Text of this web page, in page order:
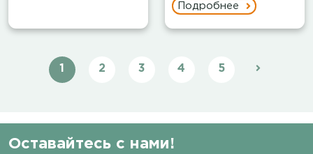
Подробнее
1 2 3 4 5
Оставайтесь с нами!